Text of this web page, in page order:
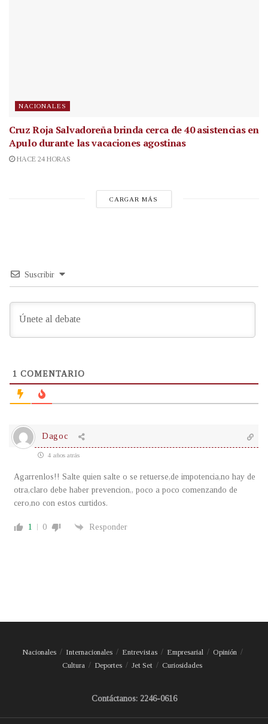
NACIONALES
Cruz Roja Salvadoreña brinda cerca de 40 asistencias en
Apulo durante las vacaciones agostinas
HACE 24 HORAS
CARGAR MÁS
Suscribir
1 COMENTARIO
Dagoc
4 años atrás
Agarrenlos!! Salte quien salte o se retuerse,de impotencia,no hay de
otra,claro debe haber prevencion,, poco a poco comenzando de
cero,no con estos curtidos.
1 0 Responder
Nacionales Internacionales Entrevistas Empresarial
Opinión
Cultura
Deportes Jet Set Curiosidades
Contáctanos: 2246-0616